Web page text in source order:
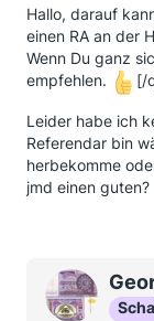
Hallo, darauf
einen RA an der
Wenn Du ganz
empfehlen.
[/
Leider habe ich
Referendar bin
herbekomme
jmd einen guten?